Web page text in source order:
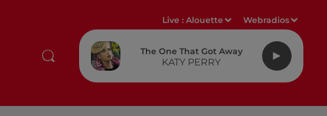
Live :Alouette Webradios
The One That Got Away
KATY PERRY